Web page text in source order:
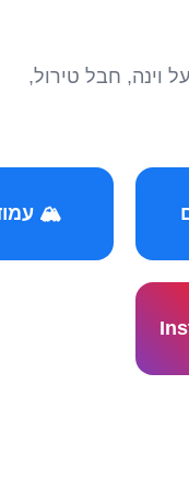
וינה, חבל טירול,
🏔️